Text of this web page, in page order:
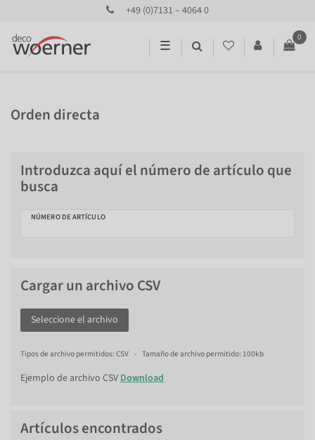
+49 (0)7131 – 4064 0
☰
0
Orden directa
Introduzca aquí el número de artículo que
busca
NÚMERO DE ARTÍCULO
Cargar un archivo CSV
Seleccione el archivo
Tipos de archivo permitidos: CSV - Tamaño de archivo permitido: 100kb
Ejemplo de archivo CSVDownload
Artículos encontrados